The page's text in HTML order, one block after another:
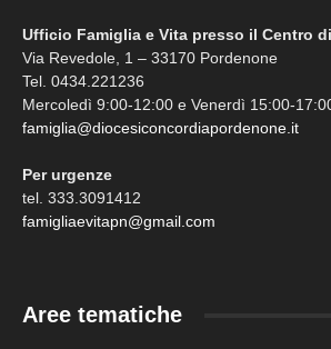
Ufficio Famiglia e Vita presso il Centro
Via Revedole, 1 – 33170 Pordenone
Tel. 0434.221236
Mercoledì 9:00-12:00 e Venerdì 15:00-
famiglia@diocesiconcordiapordenone.it
Per urgenze
tel. 333.3091412
famigliaevitapn@gmail.com
Aree tematiche